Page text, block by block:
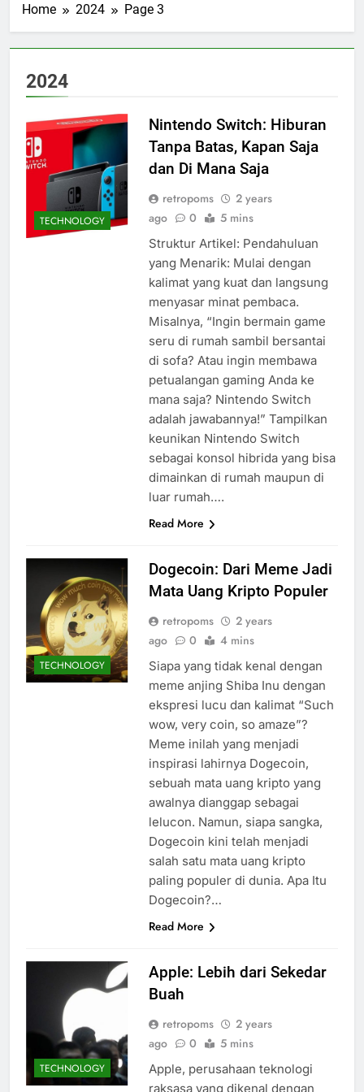
Home 2024 Page 3
2024
TECHNOLOGY
Nintendo Switch: Hiburan
Tanpa Batas, Kapan Saja
dan Di Mana Saja
retropoms
2 years
ago
0 5 mins
Struktur Artikel: Pendahuluan
yang Menarik: Mulai dengan
kalimat yang kuat dan langsung
menyasar minat pembaca.
Misalnya, “Ingin bermain game
seru di rumah sambil bersantai
di sofa? Atau ingin membawa
petualangan gaming Anda ke
mana saja? Nintendo Switch
adalah jawabannya!” Tampilkan
keunikan Nintendo Switch
sebagai konsol hibrida yang bisa
dimainkan di rumah maupun di
luar rumah….
Read More
TECHNOLOGY
Dogecoin: Dari Meme Jadi
Mata Uang Kripto Populer
retropoms
2 years
ago
0 4 mins
Siapa yang tidak kenal dengan
meme anjing Shiba Inu dengan
ekspresi lucu dan kalimat “Such
wow, very coin, so amaze”?
Meme inilah yang menjadi
inspirasi lahirnya Dogecoin,
sebuah mata uang kripto yang
awalnya dianggap sebagai
lelucon. Namun, siapa sangka,
Dogecoin kini telah menjadi
salah satu mata uang kripto
paling populer di dunia. Apa Itu
Dogecoin?…
Read More
TECHNOLOGY
Apple: Lebih dari Sekedar
Buah
retropoms
2 years
ago
0 5 mins
Apple, perusahaan teknologi
raksasa yang dikenal dengan